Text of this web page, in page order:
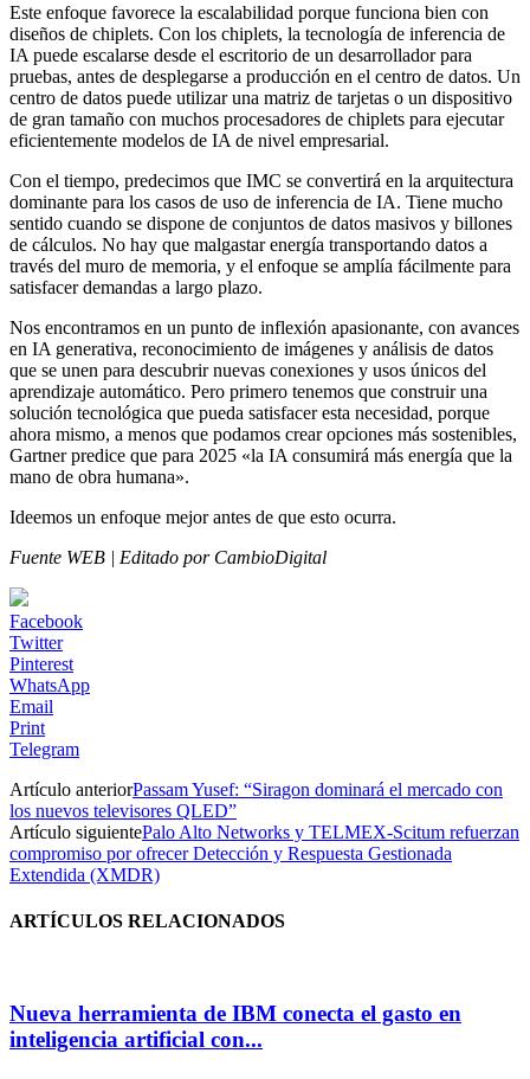
Este enfoque favorece la escalabilidad porque funciona bien con
diseños de chiplets. Con los chiplets, la tecnología de inferencia de
IA puede escalarse desde el escritorio de un desarrollador para
pruebas, antes de desplegarse a producción en el centro de datos. Un
centro de datos puede utilizar una matriz de tarjetas o un dispositivo
de gran tamaño con muchos procesadores de chiplets para ejecutar
eficientemente modelos de IA de nivel empresarial.
Con el tiempo, predecimos que IMC se convertirá en la arquitectura
dominante para los casos de uso de inferencia de IA. Tiene mucho
sentido cuando se dispone de conjuntos de datos masivos y billones
de cálculos. No hay que malgastar energía transportando datos a
través del muro de memoria, y el enfoque se amplía fácilmente para
satisfacer demandas a largo plazo.
Nos encontramos en un punto de inflexión apasionante, con avances
en IA generativa, reconocimiento de imágenes y análisis de datos
que se unen para descubrir nuevas conexiones y usos únicos del
aprendizaje automático. Pero primero tenemos que construir una
solución tecnológica que pueda satisfacer esta necesidad, porque
ahora mismo, a menos que podamos crear opciones más sostenibles,
Gartner predice que para 2025 «la IA consumirá más energía que la
mano de obra humana».
Ideemos un enfoque mejor antes de que esto ocurra.
Fuente WEB | Editado por CambioDigital
Facebook
Twitter
Pinterest
WhatsApp
Email
Print
Telegram
Artículo anteriorPassam Yusef: “Siragon dominará el mercado con
los nuevos televisores QLED”
Artículo siguientePalo Alto Networks y TELMEX-Scitum refuerzan
compromiso por ofrecer Detección y Respuesta Gestionada
Extendida (XMDR)
ARTÍCULOS RELACIONADOS
Nueva herramienta de IBM conecta el gasto en
inteligencia artificial con...